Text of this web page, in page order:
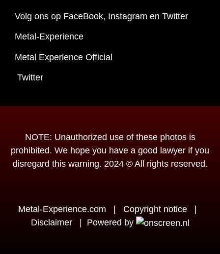
Volg ons op FaceBook, Instagram en Twitter
Metal-Experience
Metal Experience Official
Twitter
NOTE: Unauthorized use of these photos is
prohibited. We hope you have a good lawyer if you
disregard this warning. 2024 © All rights reserved.
Metal-Experience.com | Copyright notice
|
Disclaimer
| Powered by